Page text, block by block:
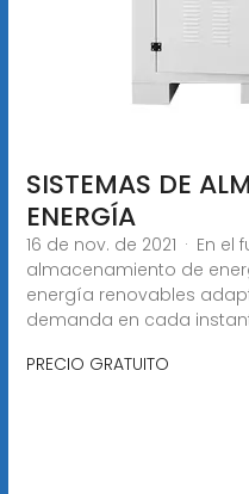
SISTEMAS DE
ENERGÍA
16 de nov. de 2021 · En
almacenamiento de
energía renovables
demanda en cada
PRECIO GRATUITO